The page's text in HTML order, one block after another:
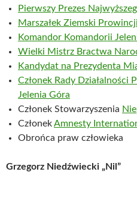
Pierwszy Prezes
Marszałek Ziemski
Komandor Komandorii
Wielki Mistrz Bractwa
Kandydat na Prezydenta
Członek Rady Działalności
Jelenia Góra
Członek Stowarzyszenia
CzłonekAmnesty
Obrońca praw człowieka
Grzegorz Niedźwiecki „Nil”